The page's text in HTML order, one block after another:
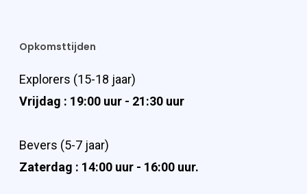
Opkomsttijden
Explorers (15-18 jaar)
Vrijdag : 19:00 uur - 21:30 uur
Bevers (5-7 jaar)
Zaterdag : 14:00 uur - 16:00 uur.